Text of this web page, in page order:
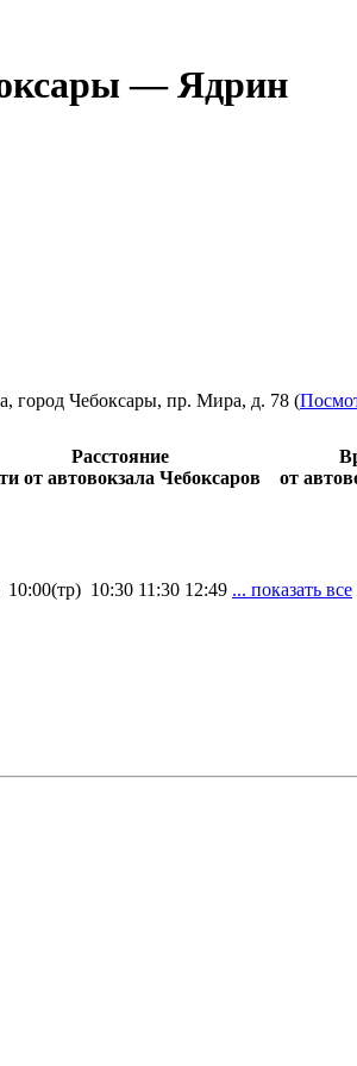
— Ядрин
, город Чебоксары, пр. Мира, д. 78 (
Расстояние
от автовокзала Чебоксаров
от
10:00(тр) 10:30 11:30 12:49 ... показать все